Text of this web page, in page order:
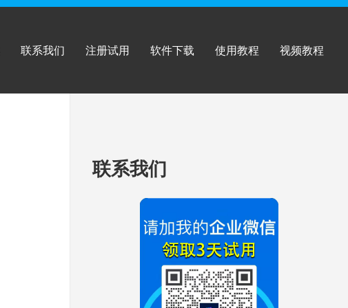
联系我们 注册试用 软件下载 使用教程 视频教程
至
联系我们